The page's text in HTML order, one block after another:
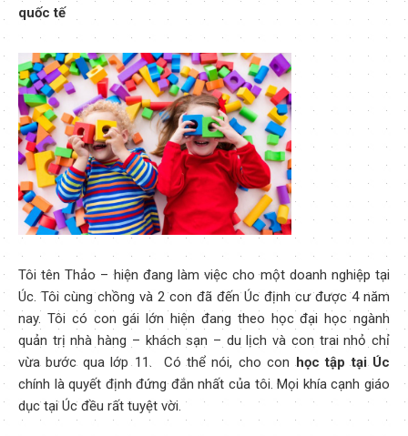
quốc tế
Tôi tên Thảo – hiện đang làm việc cho một doanh nghiệp tại
Úc. Tôi cùng chồng và 2 con đã đến Úc định cư được 4 năm
nay. Tôi có con gái lớn hiện đang theo học đại học ngành
quản trị nhà hàng – khách sạn – du lịch và con trai nhỏ chỉ
vừa bước qua lớp 11. Có thể nói, cho conhọc tập tại Úc
chính là quyết định đứng đắn nhất của tôi. Mọi khía cạnh giáo
dục tại Úc đều rất tuyệt vời.